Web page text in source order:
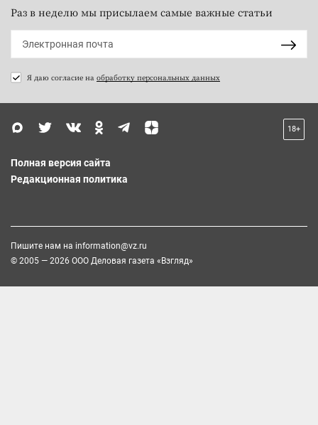
Раз в неделю мы присылаем самые важные статьи
Я даю согласие на обработку персональных данных
18+
Полная версия сайта
Редакционная политика
Пишите нам на information@vz.ru
© 2005 — 2026 ООО Деловая газета «Взгляд»